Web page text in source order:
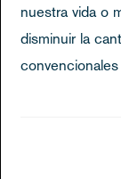
nuestra vida o
disminuir la